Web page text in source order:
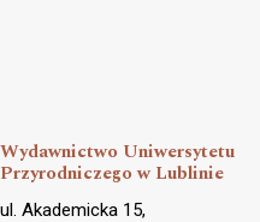
Wydawnictwo Uniwersytetu
Przyrodniczego w Lublinie
ul. Akademicka 15,